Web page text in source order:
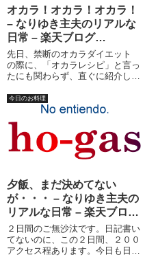
オカラ！オカラ！オカラ！
– なりゆき主夫のリアルな
日常 – 楽天ブログ
（Blog）
先日、禁断のオカラダイエット
の際に、「オカラレシピ」と言っ
たにも関わらず、直ぐに紹介しな
ンキングです。待ってました！と
いう方はクリック！！これでラン
キング上がれば嬉しいっす。ここ
数日、自虐ネタでランクアップ
し...
今日のお料理
夕飯、まだ決めてない
が・・・ – なりゆき主夫の
リアルな日常 – 楽天ブログ
（Blog）
２日間のご無沙汰です。日記書い
てないのに、この２日間、２００
アクセス程あります。今日も日記